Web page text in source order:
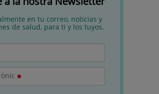
en tu correo, noticias y
de salud, para ti y los tuyos.